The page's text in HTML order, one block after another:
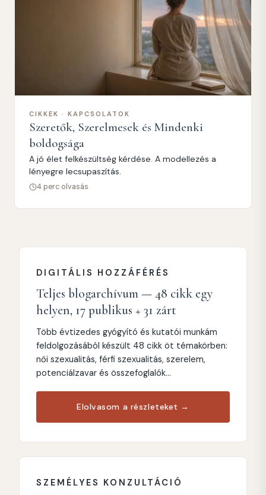
CIKKEK · KAPCSOLATOK
Szeretők, Szerelmesek és Mindenki
boldogsága
A jó élet felkészültség kérdése. A modellezés a
lényegre lecsupaszítás.
4 perc olvasás
DIGITÁLIS HOZZÁFÉRÉS
Teljes blogarchívum — 48 cikk egy
helyen, 17 publikus + 31 zárt
Több évtizedes gyógyító és kutatói munkám
feldolgozásából készült 48 cikk öt témakörben:
női szexualitás, férfi szexualitás, szerelem,
potenciálzavar és összefoglalók...
Elolvasom a részleteket →
SZEMÉLYES KONZULTÁCIÓ